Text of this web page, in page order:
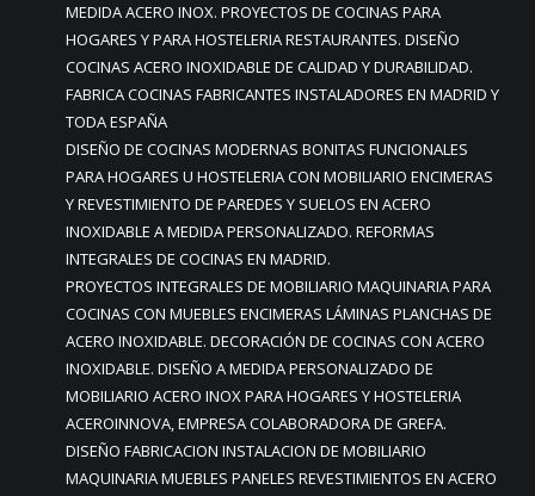
MEDIDA ACERO INOX. PROYECTOS DE COCINAS PARA
HOGARES Y PARA HOSTELERIA RESTAURANTES. DISEÑO
COCINAS ACERO INOXIDABLE DE CALIDAD Y DURABILIDAD.
FABRICA COCINAS FABRICANTES INSTALADORES EN MADRID Y
TODA ESPAÑA
DISEÑO DE COCINAS MODERNAS BONITAS FUNCIONALES
PARA HOGARES U HOSTELERIA CON MOBILIARIO ENCIMERAS
Y REVESTIMIENTO DE PAREDES Y SUELOS EN ACERO
INOXIDABLE A MEDIDA PERSONALIZADO. REFORMAS
INTEGRALES DE COCINAS EN MADRID.
PROYECTOS INTEGRALES DE MOBILIARIO MAQUINARIA PARA
COCINAS CON MUEBLES ENCIMERAS LÁMINAS PLANCHAS DE
ACERO INOXIDABLE. DECORACIÓN DE COCINAS CON ACERO
INOXIDABLE. DISEÑO A MEDIDA PERSONALIZADO DE
MOBILIARIO ACERO INOX PARA HOGARES Y HOSTELERIA
ACEROINNOVA, EMPRESA COLABORADORA DE GREFA.
DISEÑO FABRICACION INSTALACION DE MOBILIARIO
MAQUINARIA MUEBLES PANELES REVESTIMIENTOS EN ACERO